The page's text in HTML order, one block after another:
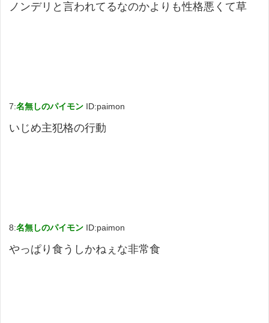
ノンデリと言われてるなのかよりも性格悪くて草
7:名無しのパイモン ID:paimon
いじめ主犯格の行動
8:名無しのパイモン ID:paimon
やっぱり食うしかねぇな非常食